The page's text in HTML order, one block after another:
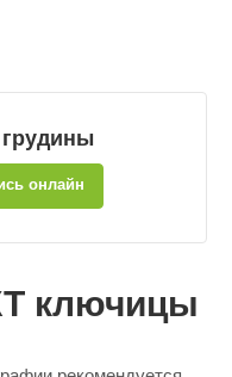
онлайн
ключицы